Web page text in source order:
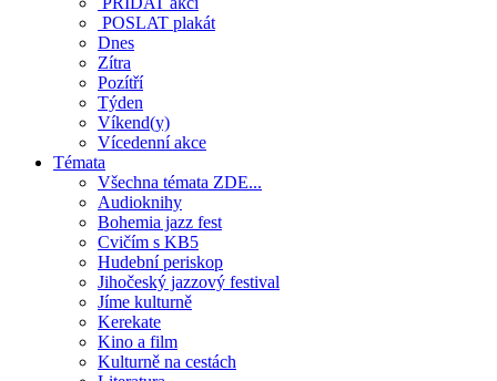
POSLAT plakát
Dnes
Zítra
Pozítří
Týden
Víkend(y)
Vícedenní akce
Témata
Všechna témata ZDE...
Audioknihy
Bohemia jazz fest
Cvičím s KB5
Hudební periskop
Jihočeský jazzový festival
Jíme kulturně
Kerekate
Kino a film
Kulturně na cestách